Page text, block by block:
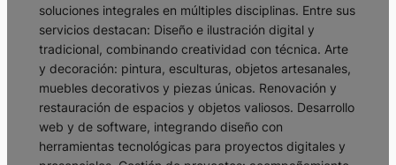
soluciones integrales en múltiples disciplinas. Entre sus
servicios destacan: Diseño e ilustración digital y
tradicional, combinando creatividad con técnica. Arte
y decoración: pintura, esculturas, objetos artesanales,
muebles decorativos y piezas únicas. Renovación y
restauración de espacios y objetos valiosos. Desarrollo
web y de software, integrando diseño con
herramientas tecnológicas para proyectos digitales y